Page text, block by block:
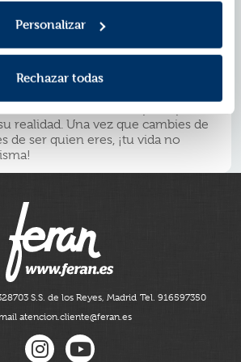
Personalizar
Rechazar todas
cómo aplicar paso a paso
obtener cambios significativos en
vida.
la ciencia y la espiritualidad.
realidad. Una vez que cambies de
de ser quien eres, ¡tu vida no
28703 S.S. de los Reyes, Madrid Tel. 916597350
atencion.cliente@feran.es